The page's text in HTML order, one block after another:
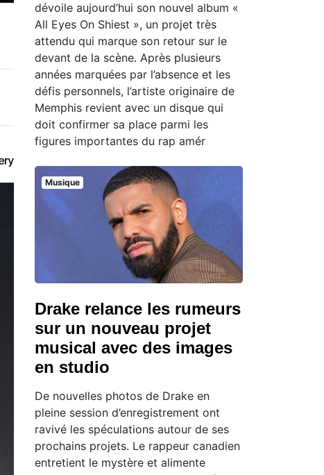
dévoile aujourd’hui son nouvel album «
All Eyes On Shiest », un projet très
attendu qui marque son retour sur le
devant de la scène. Après plusieurs
années marquées par l’absence et les
défis personnels, l’artiste originaire de
Memphis revient avec un disque qui
doit confirmer sa place parmi les
figures importantes du rap amér
Musique
Drake relance les rumeurs
sur un nouveau projet
musical avec des images
en studio
De nouvelles photos de Drake en
pleine session d’enregistrement ont
ravivé les spéculations autour de ses
prochains projets. Le rappeur canadien
entretient le mystère et alimente